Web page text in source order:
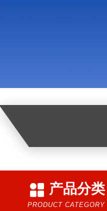
产品分类
PRODUCT CATEGORY